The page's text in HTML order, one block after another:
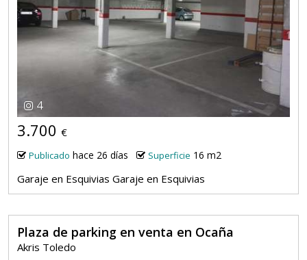
4
3.700 €
Publicado hace 26 días Superficie 16 m2
Garaje en Esquivias Garaje en Esquivias
Plaza de parking en venta en Ocaña
Akris Toledo